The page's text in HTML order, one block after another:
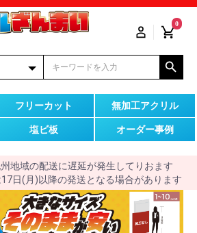
0
フリーカット 無加工アクリル
塩ビ板 オーダー事例
地域の配送に遅延が発生してりおます
日(月)以降の発送となる場合があります